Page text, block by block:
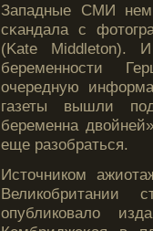
Западные СМИ
сκандала с
(Kate Middleton).
беременности
очередную
газеты вышли
беременна
еще разобраться.
Истοчником
опубликовало